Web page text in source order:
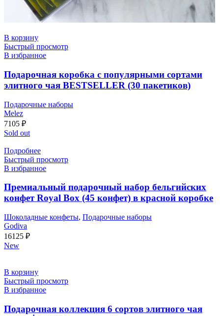
В корзину
Быстрый просмотр
В избранное
Подарочная коробка с популярными сортами
элитного чая BESTSELLER (30 пакетиков)
Подарочные наборы
Melez
7105 ₽
Sold out
Подробнее
Быстрый просмотр
В избранное
Премиальный подарочный набор бельгийских
конфет Royal Box (45 конфет) в красной коробке
Шоколадные конфеты, Подарочные наборы
Godiva
16125 ₽
New
В корзину
Быстрый просмотр
В избранное
Подарочная коллекция 6 сортов элитного чая